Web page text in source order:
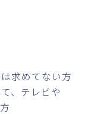
求めてない方
、テレビや